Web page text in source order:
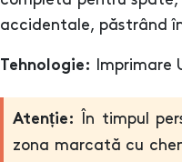
accidentale, păstrând
Tehnologie: Imprimare
Atenție:
În timpul
zona marcată cu